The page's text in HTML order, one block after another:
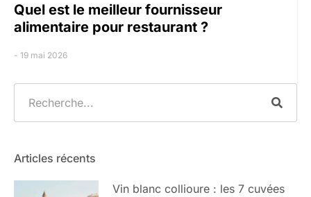
Quel est le meilleur fournisseur
alimentaire pour restaurant ?
19 mai 2026
Articles récents
Vin blanc collioure : les 7 cuvées